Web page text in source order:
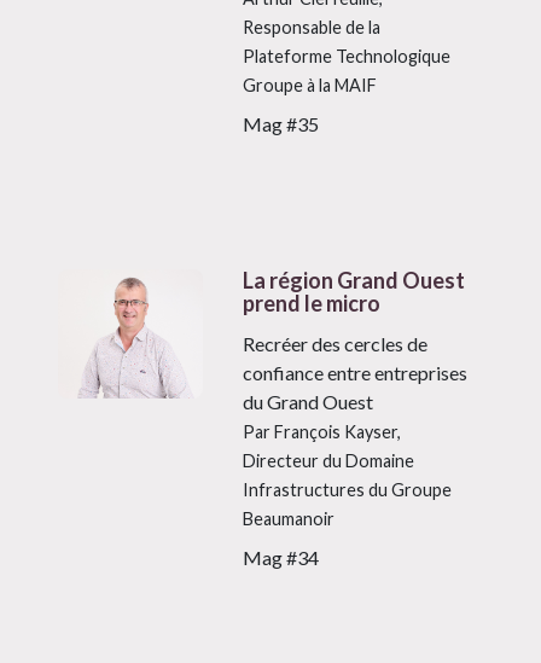
Responsable de la
Plateforme Technologique
Groupe à la MAIF
Mag #35
La région Grand Ouest
prend le micro
Recréer des cercles de
confiance entre entreprises
du Grand Ouest
Par François Kayser,
Directeur du Domaine
Infrastructures du Groupe
Beaumanoir
Mag #34